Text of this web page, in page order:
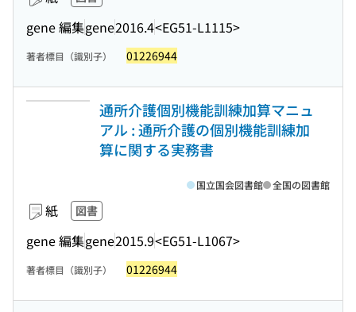
gene 編集gene2016.4<EG51-L1115>
著者標目（識別子） 01226944
通所介護個別機能訓練加算マニュ
アル : 通所介護の個別機能訓練加
算に関する実務書
紙 図書
gene 編集gene2015.9<EG51-L1067>
国立国会図書館 全国の図書館
著者標目（識別子） 01226944